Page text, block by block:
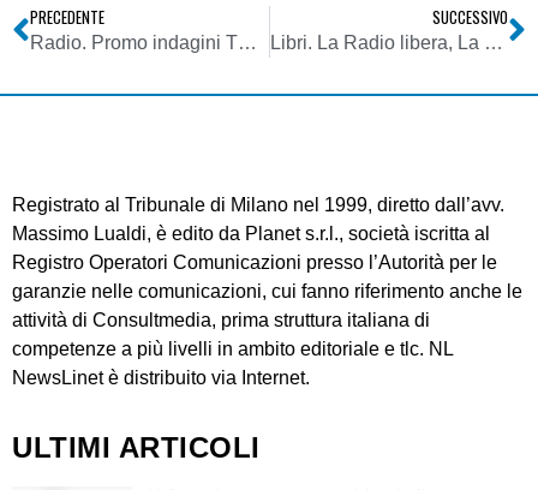
PRECEDENTE
Radio. Promo indagini TER: dopo le polemiche contro l’abitudine…. esplode il fenomeno. E chi non lo faceva ora lo fa
SUCCESSIVO
Libri. La Radio libera, La Radio prigioniera. Ubaldo Ferrini: traccia l’esegesi della radiofonia indipendente italiana
Registrato al Tribunale di Milano nel 1999, diretto dall’avv.
Massimo Lualdi, è edito da Planet s.r.l., società iscritta al
Registro Operatori Comunicazioni presso l’Autorità per le
garanzie nelle comunicazioni, cui fanno riferimento anche le
attività di Consultmedia, prima struttura italiana di
competenze a più livelli in ambito editoriale e tlc. NL
NewsLinet è distribuito via Internet.
ULTIMI ARTICOLI